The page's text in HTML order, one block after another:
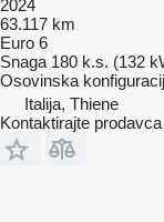
2024
63.117 km
Euro 6
Snaga 180 k.s. (132
Osovinska
Italija, Thiene
Kontaktirajte prodavca